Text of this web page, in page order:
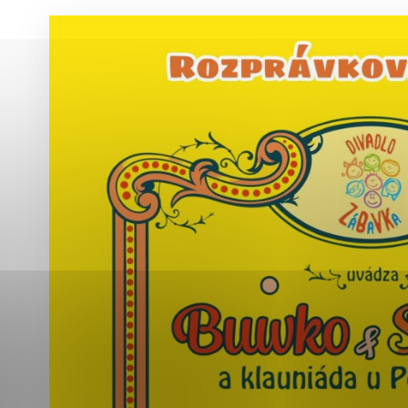
Separovaný zber v meste
Technické cookies
Technické súbory
tým, že umožňujú
stránky. Bez týchto
Analytické cookies
Analytické cookies
aby mohol stránky
možné ich spojiť s